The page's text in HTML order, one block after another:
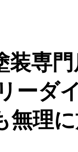
装専
ーダ
無理